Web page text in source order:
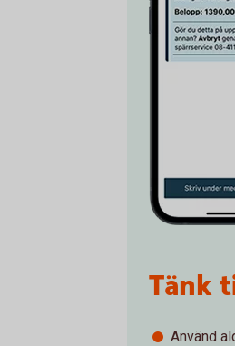
Tänk
Använd